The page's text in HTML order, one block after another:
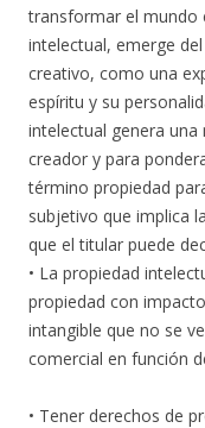
transformar el mundo
intelectual, emerge
creativo, como una
espíritu y su
intelectual genera una
creador y para
término propiedad
subjetivo que implica
que el titular puede
• La propiedad
propiedad con
intangible que no se
comercial en función
• Tener derechos de